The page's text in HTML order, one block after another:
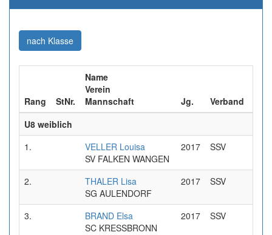
nach Klasse(aktuell)
Rang StNr.
Name
Verein
Mannschaft
Jg. Verband
U8 weiblich
1.
VELLER Louisa
SV FALKEN WANGEN
2017 SSV
2.
THALER Lisa
SG AULENDORF
2017 SSV
3.
BRAND Elsa
SC KRESSBRONN
2017 SSV